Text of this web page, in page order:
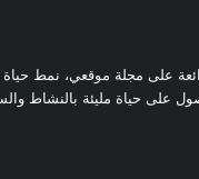
على مجلة موقعي، نمط
على حياة مليئة بالنشاط